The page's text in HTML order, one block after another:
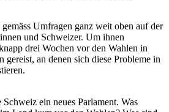
Umfragen ganz weit oben auf der
und Schweizer. Um ihnen
drei Wochen vor den Wahlen in
gereist, an denen sich diese Probleme in
ein neues Parlament. Was